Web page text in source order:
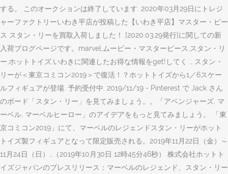
する。 このオークションは終了しています. 2020年03月29日にトレジ
ャーファクトリーいわき平店が投稿した【いわき平店】マスター・ピー
ス スタン・リーを買取入荷しました！ [2020.03.29発行]に関しての新
入荷ブログページです。marvel,ムービー・マスターピース,スタン・リ
ー,ホットトイズ,いわきに関連したお得な情報をget!してく … スタン・
リーが＜東京コミコン2019＞で復活！？ホットトイズから1／6スケー
ルフィギュアが登場. 予約受付中. 2019/11/19 - Pinterest で Jack さん
のボード「スタン・リー」を見てみましょう。。「アベンジャーズ, マ
ーベル, マーベルヒーロー」のアイデアをもっと見てみましょう。 「東
京コミコン2019」にて、マーベルのレジェンドスタン・リーがホット
トイズ製フィギュアとなって限定販売される。2019年11月22日（金）～
11月24日（日）…（2019年10月30日 12時45分46秒） 株式会社ホットト
イズジャパンのプレスリリース：マーベルのレジェンド、スタン・リー